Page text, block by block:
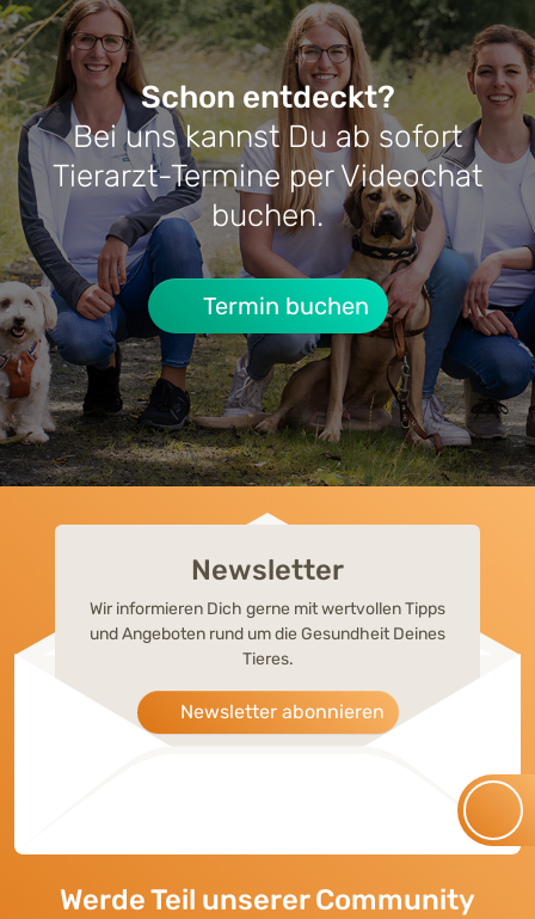
RATGEBER HUNDE-KRANKHEITEN
Cushing-Syndrom beim Hund:
Symptome, Behandlung & Alltag
Schon entdeckt?
Bei uns kannst Du ab sofort
Tierarzt-Termine per Videochat
buchen.
Termin buchen
Newsletter
Wir informieren Dich gerne mit wertvollen Tipps
und Angeboten rund um die Gesundheit Deines
Tieres.
Newsletter abonnieren
Werde Teil unserer Community